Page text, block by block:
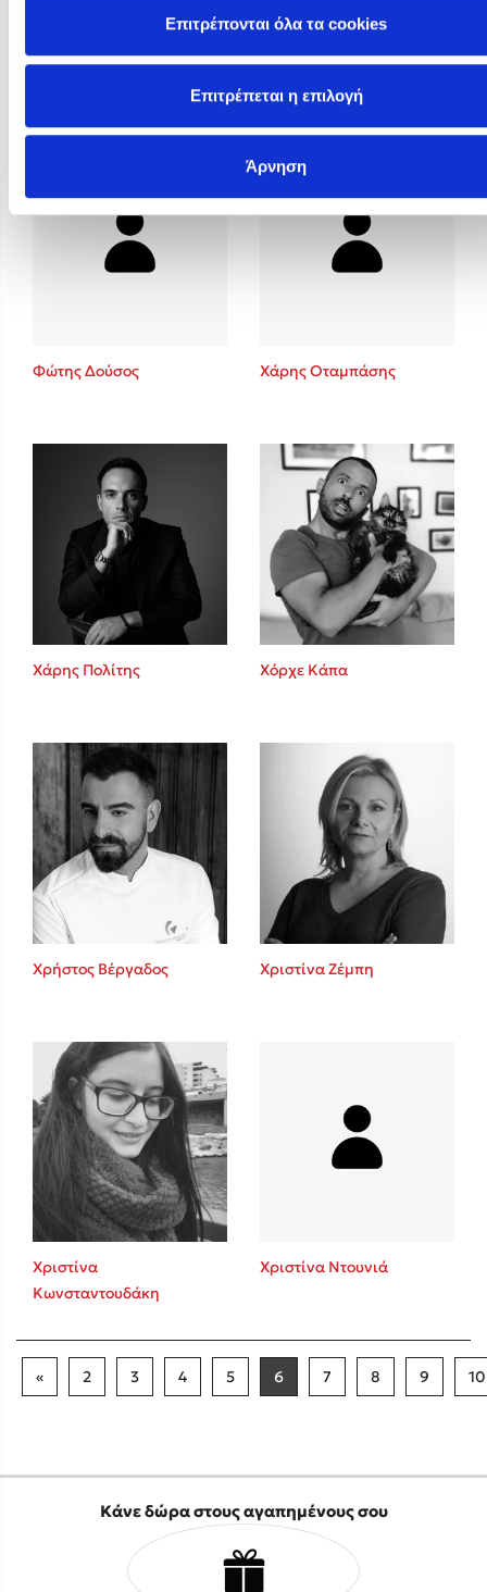
Επιτρέπονται όλα τα cookies
Επιτρέπεται η επιλογή
Άρνηση
Φυστίκι ΠουΚυλάει
Φωτεινή Καραγρηγόρη
Φώτης Δούσος Χάρης Οταμπάσης
Χάρης Πολίτης Χόρχε Κάπα
Χρήστος Βέργαδος Χριστίνα Ζέμπη
Χριστίνα
Κωνσταντουδάκη
Χριστίνα Ντουνιά
« 2 3 4 5 6 7 8 9 10
Κάνε δώρα στους αγαπημένους σου